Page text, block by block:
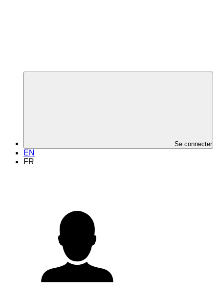
Se connecter
EN
FR